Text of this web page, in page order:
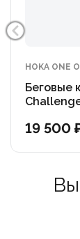
HOKA ONE
Беговые
19 500